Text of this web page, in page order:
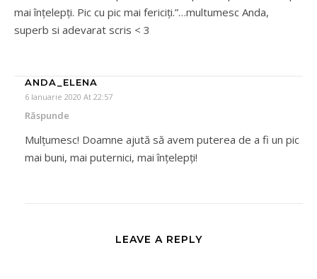
mai înțelepți. Pic cu pic mai fericiți.”…multumesc Anda,
superb si adevarat scris < 3
ANDA_ELENA
6 Ianuarie 2020 At 22:57
Răspunde
Mulțumesc! Doamne ajută să avem puterea de a fi un pic
mai buni, mai puternici, mai înțelepți!
LEAVE A REPLY